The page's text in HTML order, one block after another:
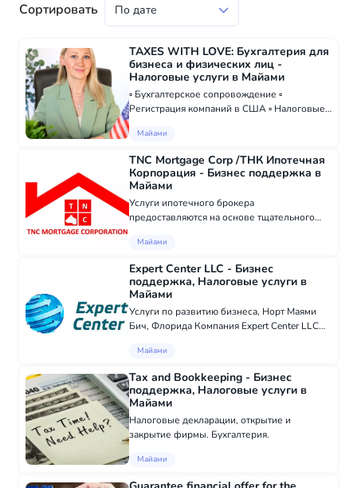
Сортировать
TAXES WITH LOVE: Бухгалтерия для
бизнеса и физических лиц -
Налоговые услуги в Майами
▫️ Бухгалтерское сопровождение ▫️
Регистрация компаний в США ▫️ Налоговые
tax ▫️ Учёт доходов и расходов ▫️ Ведение
задолженности ▫...
Майами
TNC Mortgage Corp /ТНК Ипотечная
Корпорация - Бизнес поддержка в
Майами
Услуги ипотечного брокера
предоставляются на основе тщательного
ситуации. TNC Mortgage Corporation
обслуживании. Мы считаем, что ка...
Майами
Expert Center LLC - Бизнес
поддержка, Налоговые услуги в
Майами
Услуги по развитию бизнеса, Норт Маями
Бич, Флорида Компания Expert Center LLC
открытию и развитию бизнеса в США. Наша
Майами
Tax and Bookkeeping - Бизнес
поддержка, Налоговые услуги в
Майами
Налоговые декларации, открытие и
закрытие фирмы. Бухгалтерия.
Майами